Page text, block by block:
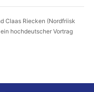
Claas Riecken (Nordfriisk
hochdeutscher Vortrag